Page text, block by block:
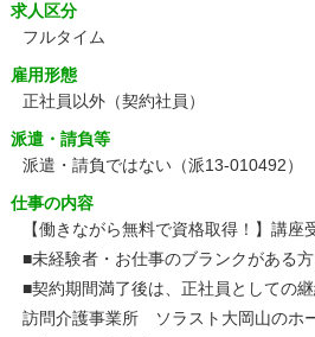
求人区分
フルタイム
雇用形態
正社員以外（契約社員）
派遣・請負等
派遣・請負ではない（派13-010492）
仕事の内容
【働きながら無料で資格取得！】講座
■未経験者・お仕事のブランクがある
■契約期間満了後は、正社員としての
訪問介護事業所 ソラスト大岡山のホ